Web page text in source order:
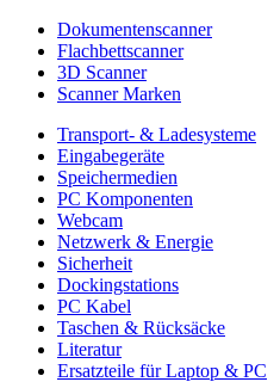
Dokumentenscanner
Flachbettscanner
3D Scanner
Scanner Marken
Transport- & Ladesysteme
Eingabegeräte
Speichermedien
PC Komponenten
Webcam
Netzwerk & Energie
Sicherheit
Dockingstations
PC Kabel
Taschen & Rücksäcke
Literatur
Ersatzteile für Laptop & PC